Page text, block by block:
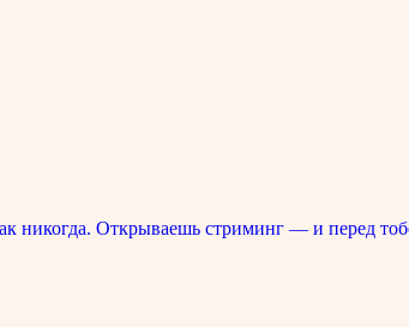
никогда. Открываешь стриминг — и перед